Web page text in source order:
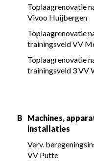
Toplaagrenovatie
Vivoo Huijbergen
Toplaagrenovatie
trainingsveld VV
Toplaagrenovatie
trainingsveld 3 VV
B
Machines,
installaties
Verv.
VV Putte